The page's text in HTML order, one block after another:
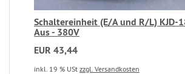
Schaltereinheit (E/A und R/L) KJD-
Aus - 380V
EUR 43,44
inkl. 19 % USt zzgl. Versandkosten